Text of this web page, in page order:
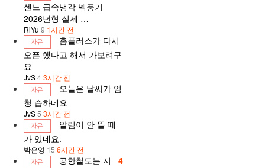
센느 급속냉각 넥풍기
2026년형 실제 …
RiYu 9 1시간 전
자유
홈플러스가 다시
오픈 했다고 해서 가보려구
요
JvS43시간 전
자유
오늘은 날씨가 엄
청 습하네요
JvS5 3시간 전
자유
알림이 안 뜰 때
가 있네요.
박은영 15 6시간 전
4
자유
공항철도는 지